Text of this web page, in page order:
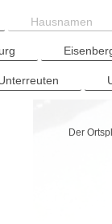
Hausnamen
Der